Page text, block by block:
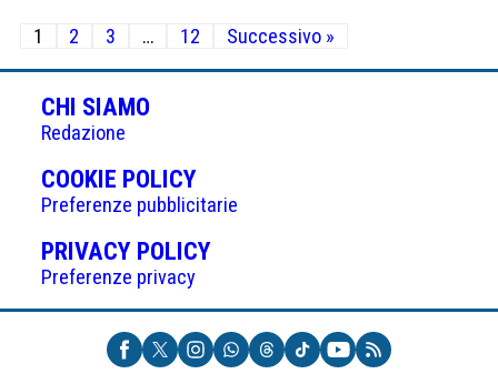
Paginazione
degli
articoli
1 2 3 … 12 Successivo »
CHI SIAMO
Redazione
COOKIE POLICY(APRE
IN
UNA
NUOVA
Preferenze pubblicitarie
PRIVACY POLICY(APRE
UNA
NUOVA
SCHEDA)
Preferenze privacy